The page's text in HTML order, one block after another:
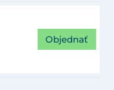
Objednať